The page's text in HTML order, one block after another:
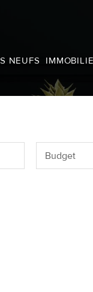
NEUFS
Budget